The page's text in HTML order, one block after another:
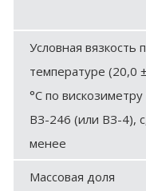
Условная вязкость
температуре (20,0
°С по вискозиметру
ВЗ-246 (или ВЗ-4),
менее
Массовая доля